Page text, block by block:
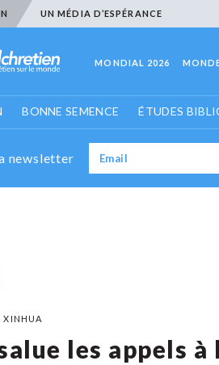
UN MÉDIA D’ESPÉRANCE
MONDIAL 2026
BONNE SEMENCE ÉTUDES
newsletter
XINHUA
salue les appels